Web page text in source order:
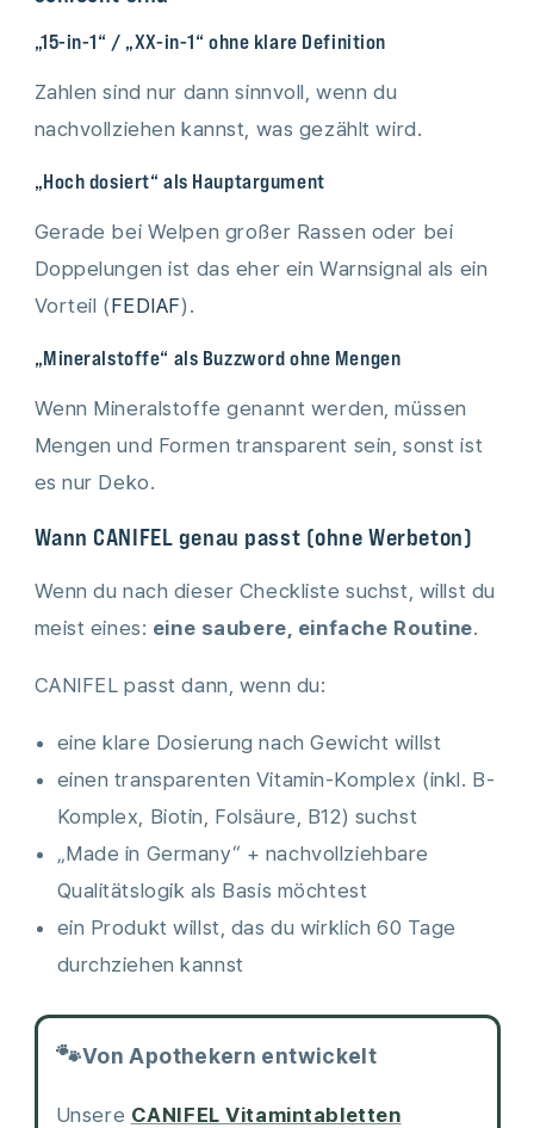
„15-in-1“ / „XX-in-1“ ohne klare Definition
Zahlen sind nur dann sinnvoll, wenn du
nachvollziehen kannst, was gezählt wird.
„Hoch dosiert“ als Hauptargument
Gerade bei Welpen großer Rassen oder bei
Doppelungen ist das eher ein Warnsignal als ein
Vorteil (FEDIAF).
„Mineralstoffe“ als Buzzword ohne Mengen
Wenn Mineralstoffe genannt werden, müssen
Mengen und Formen transparent sein, sonst ist
es nur Deko.
Wann CANIFEL genau passt (ohne Werbeton)
Wenn du nach dieser Checkliste suchst, willst du
meist eines: eine saubere, einfache Routine.
CANIFEL passt dann, wenn du:
eine klare Dosierung nach Gewicht willst
einen transparenten Vitamin-Komplex (inkl. B-
Komplex, Biotin, Folsäure, B12) suchst
„Made in Germany“ + nachvollziehbare
Qualitätslogik als Basis möchtest
ein Produkt willst, das du wirklich 60 Tage
durchziehen kannst
Von Apothekern entwickelt
Unsere CANIFEL Vitamintabletten